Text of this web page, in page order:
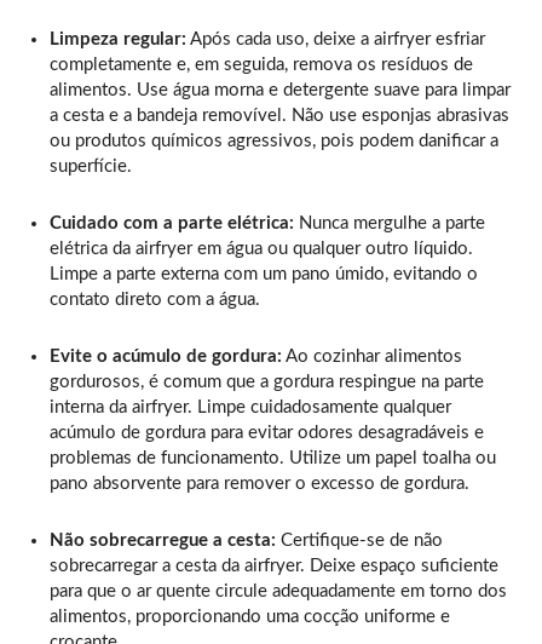
Limpeza regular: Após cada uso, deixe a airfryer esfriar
completamente e, em seguida, remova os resíduos de
alimentos. Use água morna e detergente suave para limpar
a cesta e a bandeja removível. Não use esponjas abrasivas
ou produtos químicos agressivos, pois podem danificar a
superfície.
Cuidado com a parte elétrica: Nunca mergulhe a parte
elétrica da airfryer em água ou qualquer outro líquido.
Limpe a parte externa com um pano úmido, evitando o
contato direto com a água.
Evite o acúmulo de gordura: Ao cozinhar alimentos
gordurosos, é comum que a gordura respingue na parte
interna da airfryer. Limpe cuidadosamente qualquer
acúmulo de gordura para evitar odores desagradáveis e
problemas de funcionamento. Utilize um papel toalha ou
pano absorvente para remover o excesso de gordura.
Não sobrecarregue a cesta: Certifique-se de não
sobrecarregar a cesta da airfryer. Deixe espaço suficiente
para que o ar quente circule adequadamente em torno dos
alimentos, proporcionando uma cocção uniforme e